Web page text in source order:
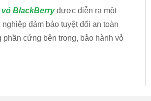
vỏ BlackBerryđược diễn ra một
đảm bảo tuyệt đối an toàn
phần cứng bên trong, bảo hành vỏ